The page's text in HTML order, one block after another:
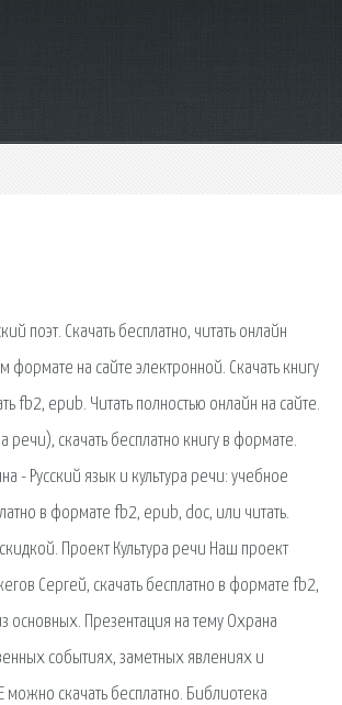
поэт. Скачать бесплатно, читать онлайн
формате на сайте электронной. Скачать книгу
fb2, epub. Читать полностью онлайн на сайте.
речи), скачать бесплатно книгу в формате.
- Русский язык и культура речи: учебное
в формате fb2, epub, doc, или читать.
Проект Культура речи Наш проект
Сергей, скачать бесплатно в формате fb2,
основных. Презентация на тему Охрана
событиях, заметных явлениях и
скачать бесплатно. Библиотека